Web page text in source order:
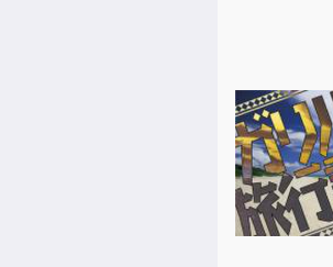
イラスト：
声優：井上
演出：西原
収録/編集：
企画/制作